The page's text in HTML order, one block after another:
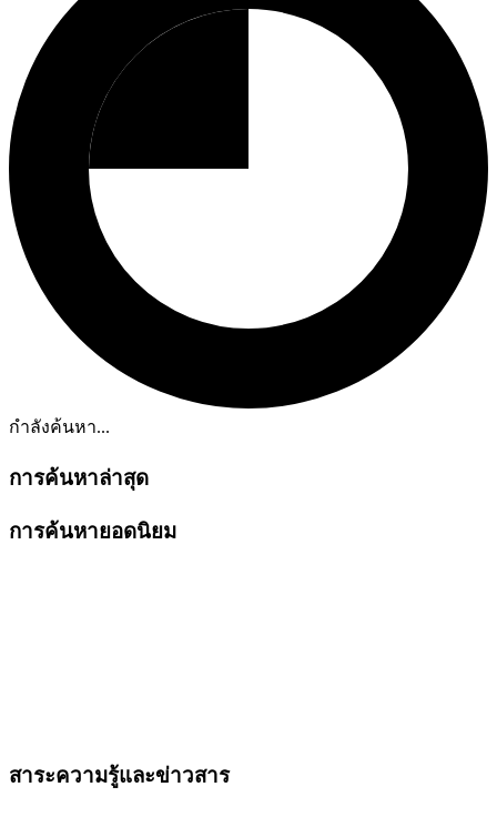
กำลังค้นหา...
การค้นหาล่าสุด
การค้นหายอดนิยม
สาระความรู้และข่าวสาร